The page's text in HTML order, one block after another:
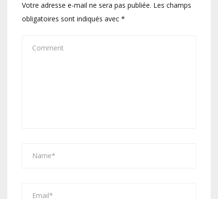
Votre adresse e-mail ne sera pas publiée. Les champs
obligatoires sont indiqués avec *